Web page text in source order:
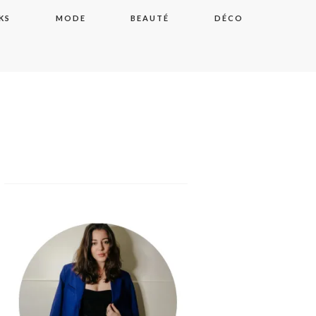
MODE BEAUTÉ DÉCO